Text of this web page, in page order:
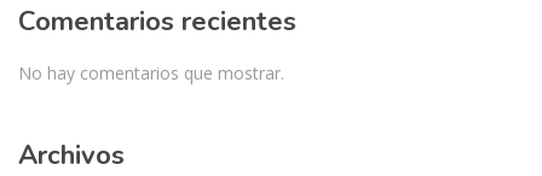
Comentarios recientes
No hay comentarios que mostrar.
Archivos